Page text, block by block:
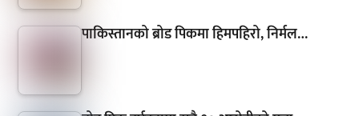
पाकिस्तानको ब्रोड पिकमा हिमपहिरो, निर्मल…